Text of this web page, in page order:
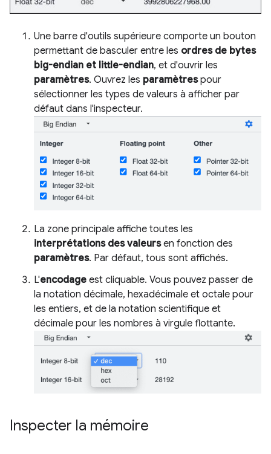
Une barre d'outils supérieure comporte un bouton
permettant de basculer entre les ordres de bytes
big-endian et little-endian, et d'ouvrir les
paramètres. Ouvrez les paramètrespour
sélectionner les types de valeurs à afficher par
défaut dans l'inspecteur.
La zone principale affiche toutes les
interprétations des valeursen fonction des
paramètres. Par défaut, tous sont affichés.
L'encodage est cliquable. Vous pouvez passer de
la notation décimale, hexadécimale et octale pour
les entiers, et de la notation scientifique et
décimale pour les nombres à virgule flottante.
Inspecter la mémoire